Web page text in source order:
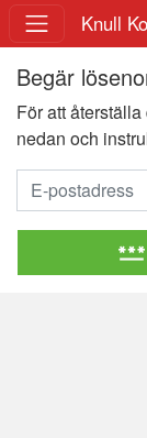
Knull
Begär
För att
nedan och
password